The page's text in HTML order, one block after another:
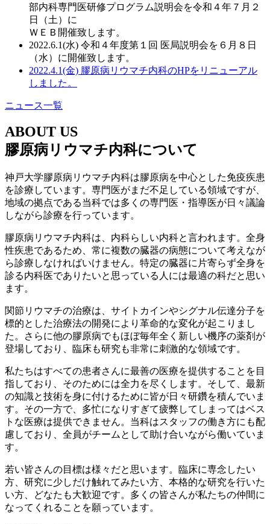
部内科専門医研修プログラム説明会を令和４年７月２
日（土）に
ＷＥＢ開催致します。
2022.6.1(水) 令和４年度第１回 医局説明会を６月８日
（水）に開催致します。
2022.4.1(金) 膠原病リウマチ内科のHPをリニューアル
しました。
ニュース一覧
ABOUT US
膠原病リウマチ内科について
神戸大学膠原病リウマチ内科は膠原病を中心とした免疫疾患
を診療しています。専門医がまだ不足している領域ですが、
地域の拠点である当科では多くの専門医・指導医が日々議論
しながら診療を行っています。
膠原病リウマチ内科は、内科らしい内科と言われます。全身
性疾患であるため、常に複数の臓器の病態について考えなが
ら診療しなければいけません。特定の臓器に片寄らず全身を
診る内科医でありたいと思っている人には最適の科だと思い
ます。
関節リウマチの治療は、サイトカインやシグナル伝達分子を
標的とした治療法の開発により革命的な変化が起こりまし
た。さらに他の膠原病でもほぼ毎年全く新しい機序の薬剤が
登場しており、臨床も研究も非常に刺激的な領域です。
私たちはすべての患者さんに最善の医療を提供することを目
指しており、そのためには全力を尽くします。そして、最新
の知識と技術を身に付けるために皆が日々研鑽を積んでいま
す。その一方で、多忙になりすぎて疲弊してしまってはベス
トな医療は提供できません。当科はスタッフの働き方にも配
慮しており、全員がチームとして助け合いながら働いていま
す。
若い皆さんの目標は様々だと思います。臨床に専念したい
方、研究に少しだけ触れてみたい方、本格的な研究を行いた
い方、どなたも大歓迎です。多くの皆さんが私たちの仲間に
なってくれることを願っています。